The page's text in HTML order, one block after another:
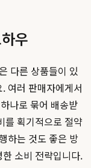
우
다른 상품들이 있
여러 판매자에게서
나로 묶어 배송받
를 획기적으로 절약
하는 것도 좋은 방
소비 전략입니다.